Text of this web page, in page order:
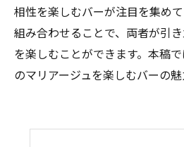
相性を楽しむバーが注目を集め
組み合わせることで、両者が引
を楽しむことができます。本稿
のマリアージュを楽しむバーの魅